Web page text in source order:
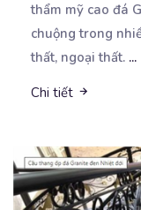
thẩm mỹ cao đá
chuộng trong
thất, ngoại thất. ...
Chi tiết